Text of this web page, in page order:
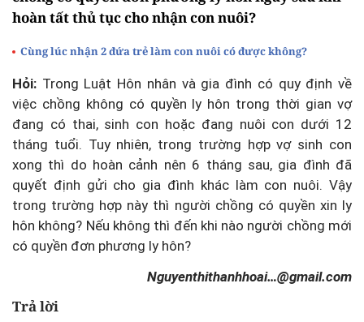
hoàn tất thủ tục cho nhận con nuôi?
Cùng lúc nhận 2 đứa trẻ làm con nuôi có được không?
Hỏi: Trong Luật Hôn nhân và gia đình có quy định về
việc chồng không có quyền ly hôn trong thời gian vợ
đang có thai, sinh con hoặc đang nuôi con dưới 12
tháng tuổi. Tuy nhiên, trong trường hợp vợ sinh con
xong thì do hoàn cảnh nên 6 tháng sau, gia đình đã
quyết định gửi cho gia đình khác làm con nuôi. Vậy
trong trường hợp này thì người chồng có quyền xin ly
hôn không? Nếu không thì đến khi nào người chồng mới
có quyền đơn phương ly hôn?
Nguyenthithanhhoai…@gmail.com
Trả lời